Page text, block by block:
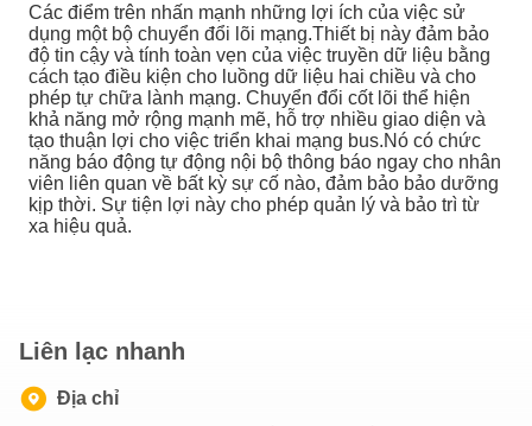
Các điểm trên nhấn mạnh những lợi ích của việc sử
dụng một bộ chuyển đổi lõi mạng.Thiết bị này đảm bảo
độ tin cậy và tính toàn vẹn của việc truyền dữ liệu bằng
cách tạo điều kiện cho luồng dữ liệu hai chiều và cho
phép tự chữa lành mạng. Chuyển đổi cốt lõi thể hiện
khả năng mở rộng mạnh mẽ, hỗ trợ nhiều giao diện và
tạo thuận lợi cho việc triển khai mạng bus.Nó có chức
năng báo động tự động nội bộ thông báo ngay cho nhân
viên liên quan về bất kỳ sự cố nào, đảm bảo bảo dưỡng
kịp thời. Sự tiện lợi này cho phép quản lý và bảo trì từ
xa hiệu quả.
Liên lạc nhanh
Địa chỉ